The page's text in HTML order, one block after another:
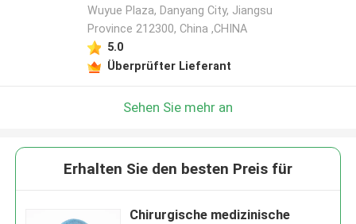
Wuyue Plaza, Danyang City, Jiangsu
Province 212300, China ,CHINA
5.0
Überprüfter Lieferant
Sehen Sie mehr an
Erhalten Sie den besten Preis für
Chirurgische medizinische